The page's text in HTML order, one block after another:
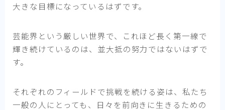
大きな目標になっているはずです。
芸能界という厳しい世界で、これほど長く第一線で
輝き続けているのは、並大抵の努力ではないはずで
す。
それぞれのフィールドで挑戦を続ける姿は、私たち
一般の人にとっても、日々を前向きに生きるための